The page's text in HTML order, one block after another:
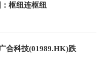
枢纽连枢纽
合科技(01989.HK)跌